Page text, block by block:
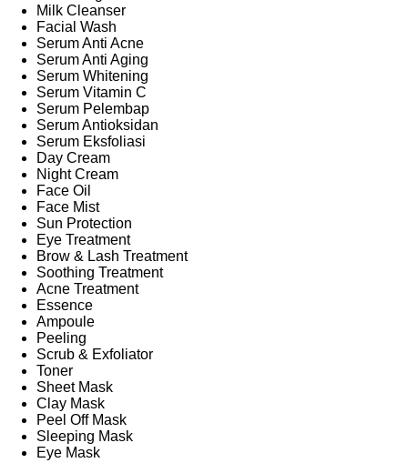
Milk Cleanser
Facial Wash
Serum Anti Acne
Serum Anti Aging
Serum Whitening
Serum Vitamin C
Serum Pelembap
Serum Antioksidan
Serum Eksfoliasi
Day Cream
Night Cream
Face Oil
Face Mist
Sun Protection
Eye Treatment
Brow & Lash Treatment
Soothing Treatment
Acne Treatment
Essence
Ampoule
Peeling
Scrub & Exfoliator
Toner
Sheet Mask
Clay Mask
Peel Off Mask
Sleeping Mask
Eye Mask